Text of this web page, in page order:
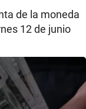
de la moneda
12 de junio